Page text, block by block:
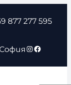
877 277 595
Instagram
Facebook